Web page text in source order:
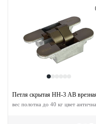
Петля скрытая HH-3 AB врезная